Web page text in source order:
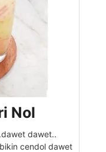
Nol
dawet..
cendol dawet